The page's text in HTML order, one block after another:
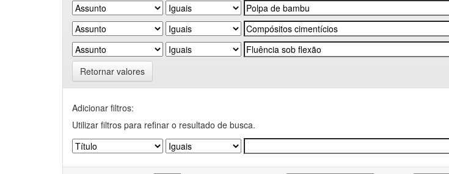
Retornar valores
Adicionar filtros:
Utilizar filtros para refinar o resultado de busca.